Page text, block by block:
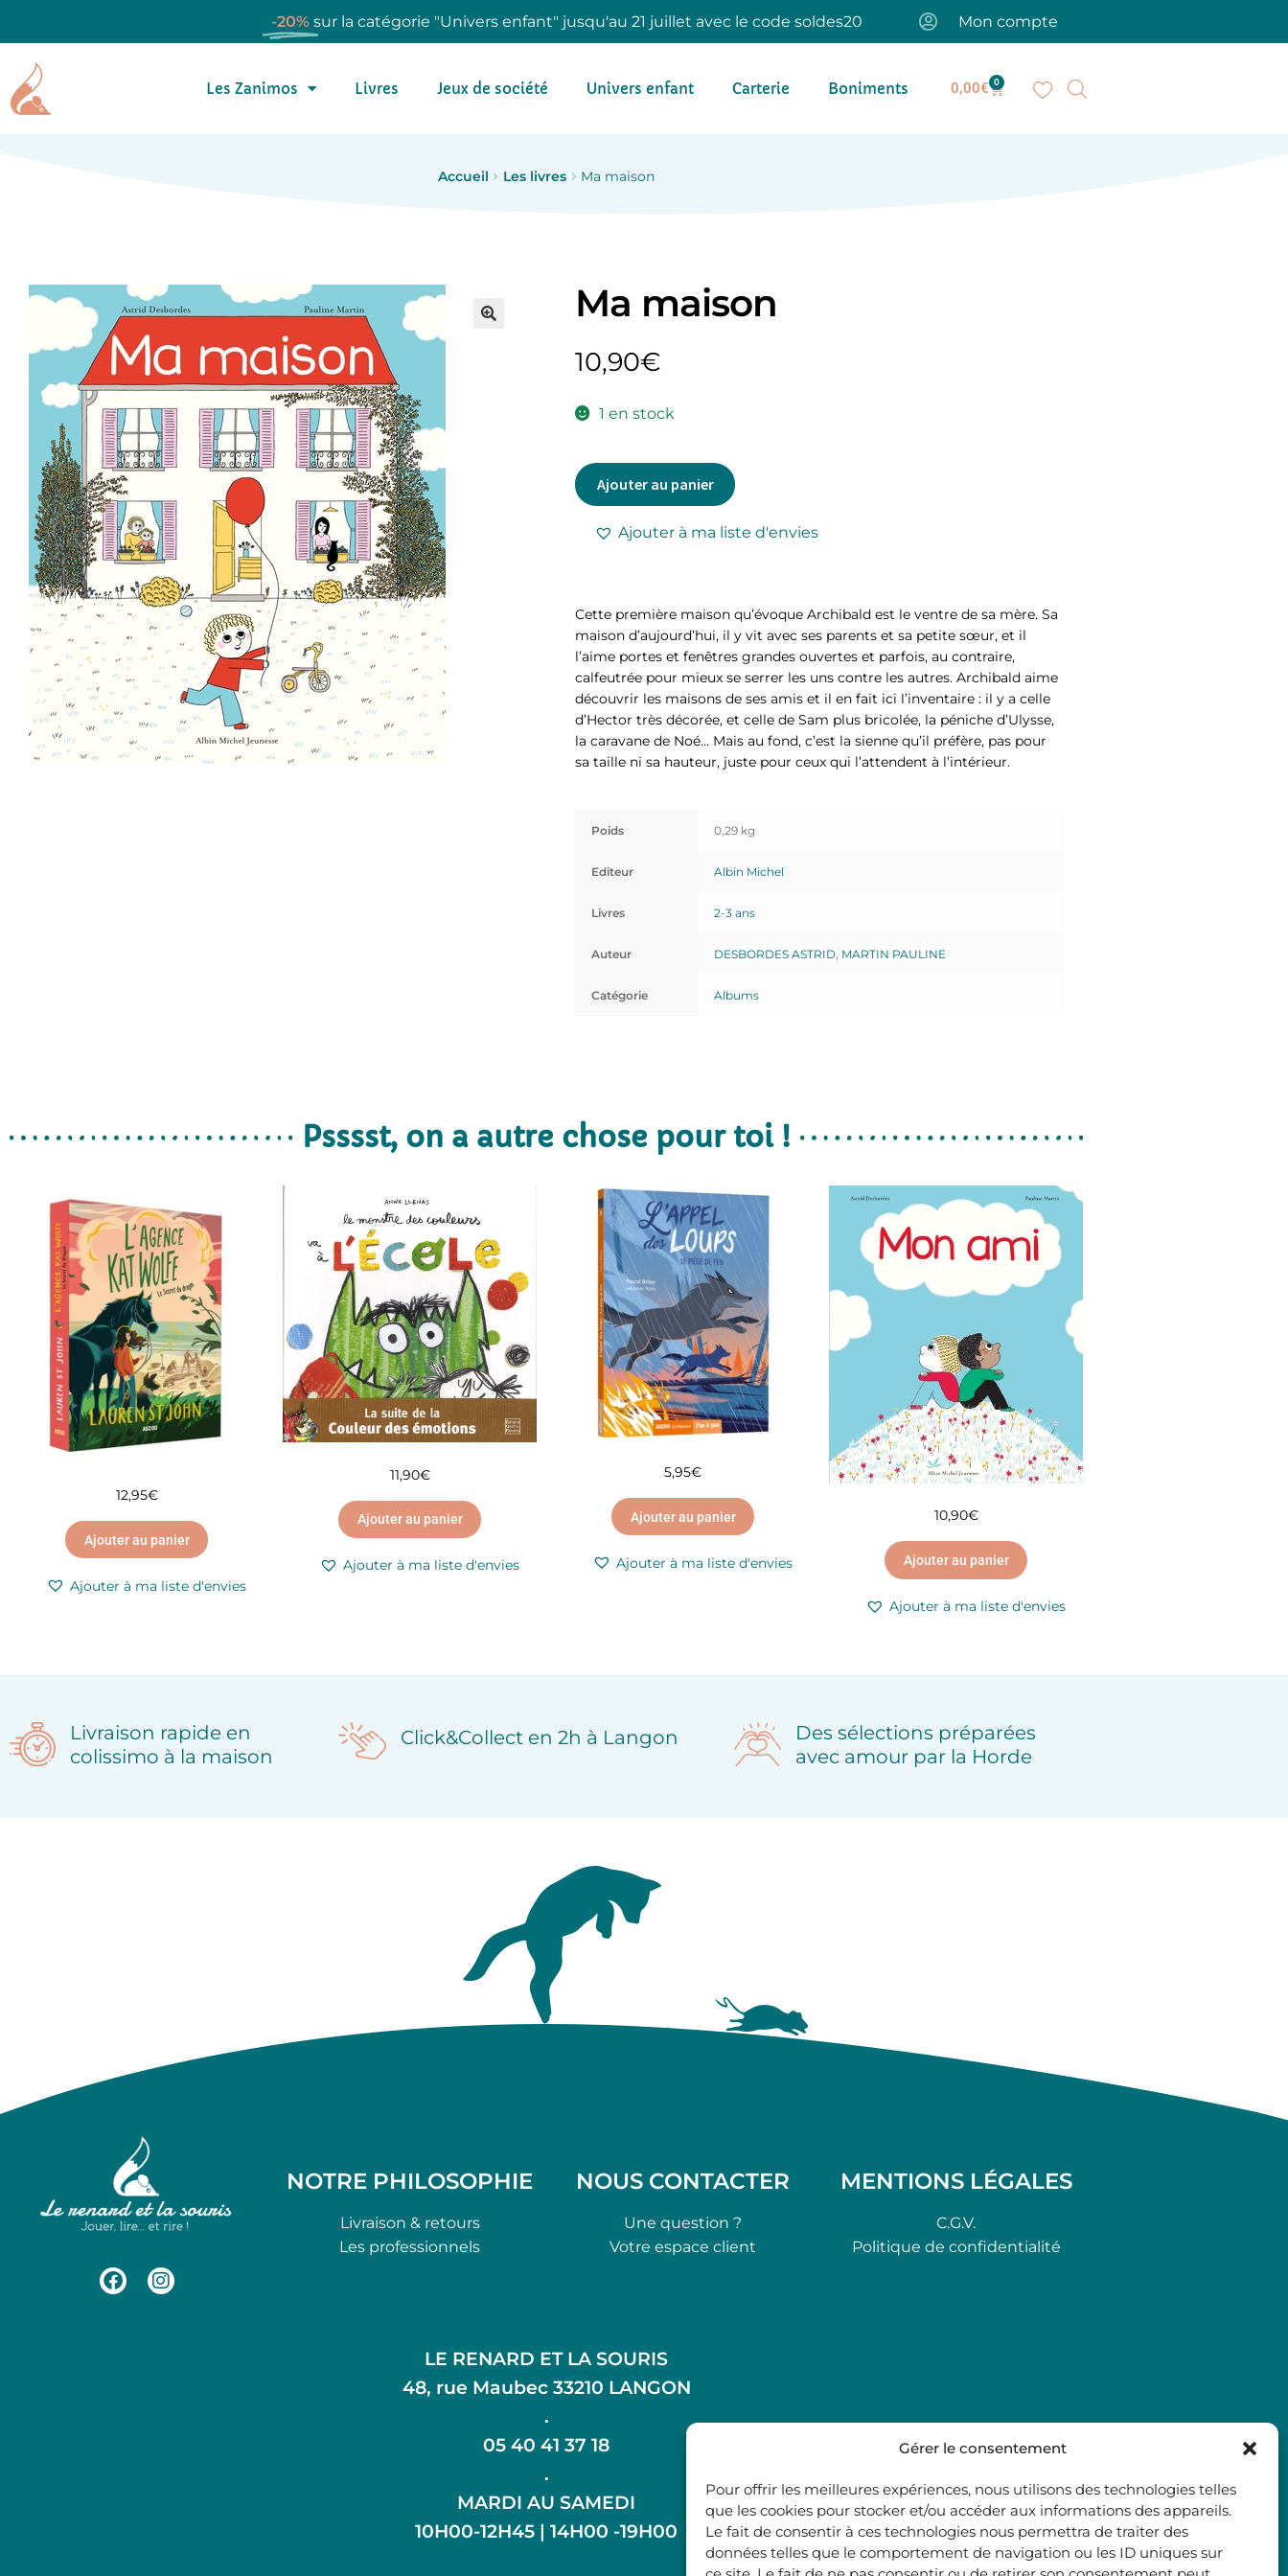
Gérer le consentement
Pour offrir les meilleures expériences, nous utilisons des technologies telles
que les cookies pour stocker et/ou accéder aux informations des appareils.
Le fait de consentir à ces technologies nous permettra de traiter des
données telles que le comportement de navigation ou les ID uniques sur
-20% sur la catégorie "Univers enfant" jusqu'au 21 juillet avec le code soldes20 Mon compte
Les Zanimos Livres Jeux de société Univers enfant Carterie Boniments 0,00€ 0
Accueil Les livres Ma maison
Ma maison
10,90€
1 en stock
Ajouter au panier
Ajouter à ma liste d'envies
Cette première maison qu’évoque Archibald est le ventre de sa mère. Sa
maison d’aujourd’hui, il y vit avec ses parents et sa petite sœur, et il
l’aime portes et fenêtres grandes ouvertes et parfois, au contraire,
calfeutrée pour mieux se serrer les uns contre les autres. Archibald aime
découvrir les maisons de ses amis et il en fait ici l’inventaire : il y a celle
d’Hector très décorée, et celle de Sam plus bricolée, la péniche d’Ulysse,
la caravane de Noé… Mais au fond, c’est la sienne qu’il préfère, pas pour
sa taille ni sa hauteur, juste pour ceux qui l’attendent à l’intérieur.
Poids 0,29 kg
Editeur Albin Michel
Livres 2-3 ans
Auteur DESBORDES ASTRID, MARTIN PAULINE
Catégorie Albums
Psssst, on a autre chose pour toi !
12,95€
Ajouter au panier
Ajouter à ma liste d'envies
11,90€
Ajouter au panier
Ajouter à ma liste d'envies
5,95€
Ajouter au panier
Ajouter à ma liste d'envies
10,90€
Ajouter au panier
Ajouter à ma liste d'envies
Livraison rapide en
colissimo à la maison
Click&Collect en 2h à Langon
Des sélections préparées
avec amour par la Horde
NOTRE PHILOSOPHIE
Livraison & retours
Les professionnels
NOUS CONTACTER
Une question ?
Votre espace client
MENTIONS LÉGALES
C.G.V.
Politique de confidentialité
LE RENARD ET LA SOURIS
48, rue Maubec 33210 LANGON
.
05 40 41 37 18
.
MARDI AU SAMEDI
10H00-12H45 | 14H00 -19H00